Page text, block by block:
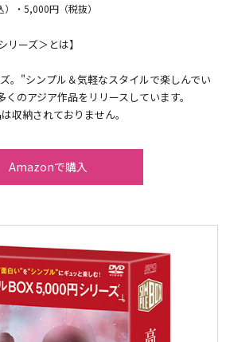
・5,000円（税抜）
リーズ＞とは】
。"シンプル＆気軽なスタイルで楽しんでい
のアジア作品をリリースしています。
収納されておりません。
Amazonで購入